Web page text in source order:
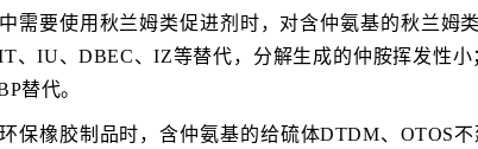
需要使用秋兰姆类促进剂时，对含仲氨基的秋兰姆
、IU、DBEC、IZ等替代，分解生成的仲胺挥发性
替代。
保橡胶制品时，含仲氨基的给硫体DTDM、OTOS